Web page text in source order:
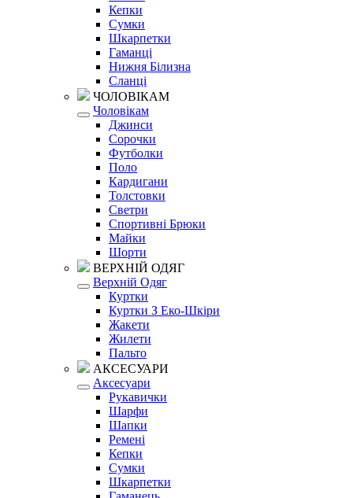
Кепки
Сумки
Шкарпетки
Гаманці
Нижня Білизна
Сланці
ЧОЛОВІКАМ
Чоловікам
Джинси
Сорочки
Футболки
Поло
Кардигани
Толстовки
Светри
Спортивні Брюки
Майки
Шорти
ВЕРХНІЙ ОДЯГ
Верхній Одяг
Куртки
Куртки З Еко-Шкіри
Жакети
Жилети
Пальто
АКСЕСУАРИ
Аксесуари
Рукавички
Шарфи
Шапки
Ремені
Кепки
Сумки
Шкарпетки